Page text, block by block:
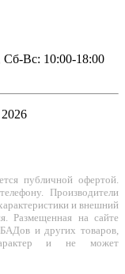
Вс: 10:00-18:00
публичной офертой.
Производители
и внешний
Размещенная на сайте
и других товаров,
и не может